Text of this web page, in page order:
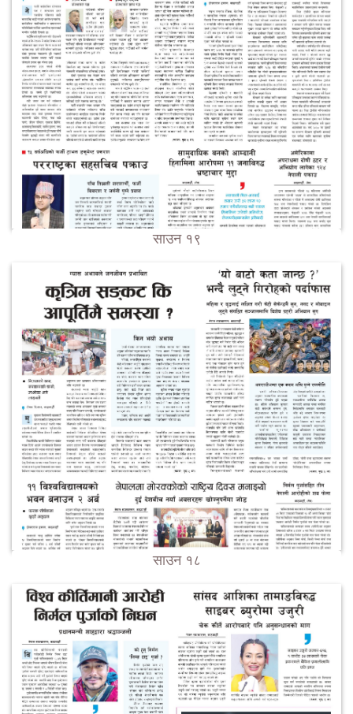
साउन १९
साउन १८